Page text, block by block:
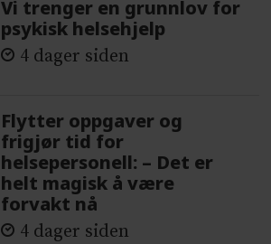
Vi trenger en grunnlov for
psykisk helsehjelp
4 dager siden
Flytter oppgaver og
frigjør tid for
helsepersonell: – Det er
helt magisk å være
forvakt nå
4 dager siden